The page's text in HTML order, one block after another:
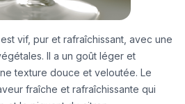
vif, pur et rafraîchissant, avec une
Il a un goût léger et
texture douce et veloutée. Le
fraîche et rafraîchissante qui